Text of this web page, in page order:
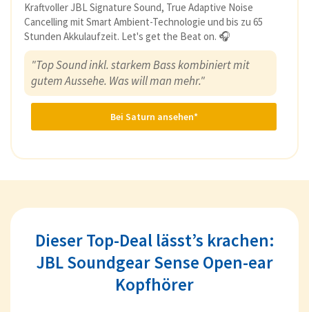
Kraftvoller JBL Signature Sound, True Adaptive Noise
Cancelling mit Smart Ambient-Technologie und bis zu 65
Stunden Akkulaufzeit. Let's get the Beat on. 🎧
"Top Sound inkl. starkem Bass kombiniert mit
gutem Aussehe. Was will man mehr."
Bei Saturn ansehen*
Dieser Top-Deal lässt’s krachen:
JBL Soundgear Sense Open-ear
Kopfhörer